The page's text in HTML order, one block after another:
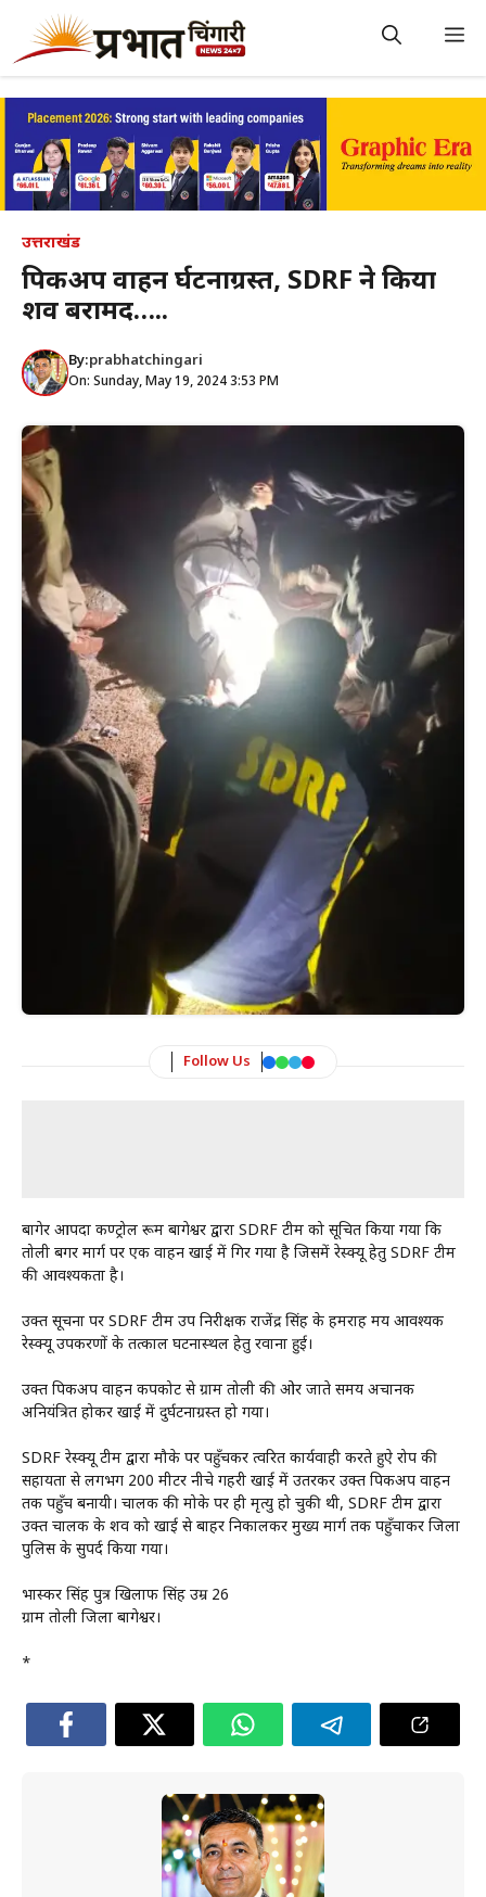
content
उत्तराखंड
पिकअप वाहन दुर्घटनाग्रस्त, SDRF ने किया
शव बरामद…..
By:prabhatchingari
On: Sunday, May 19, 2024 3:53 PM
Follow Us
बागेश्रर आपदा कण्ट्रोल रूम बागेश्वर द्वारा SDRF टीम को सूचित किया गया कि
तोली बगर मार्ग पर एक वाहन खाई में गिर गया है जिसमें रेस्क्यू हेतु SDRF टीम
की आवश्यकता है।
उक्त सूचना पर SDRF टीम उप निरीक्षक राजेंद्र सिंह के हमराह मय आवश्यक
रेस्क्यू उपकरणों के तत्काल घटनास्थल हेतु रवाना हुई।
उक्त पिकअप वाहन कपकोट से ग्राम तोली की ओर जाते समय अचानक
अनियंत्रित होकर खाई में दुर्घटनाग्रस्त हो गया।
SDRF रेस्क्यू टीम द्वारा मौके पर पहुँचकर त्वरित कार्यवाही करते हुऐ रोप की
सहायता से लगभग 200 मीटर नीचे गहरी खाई में उतरकर उक्त पिकअप वाहन
तक पहुँच बनायी। चालक की मोके पर ही मृत्यु हो चुकी थी, SDRF टीम द्वारा
उक्त चालक के शव को खाई से बाहर निकालकर मुख्य मार्ग तक पहुँचाकर जिला
पुलिस के सुपर्द किया गया।
भास्कर सिंह पुत्र खिलाफ सिंह उम्र 26
ग्राम तोली जिला बागेश्वर।
*